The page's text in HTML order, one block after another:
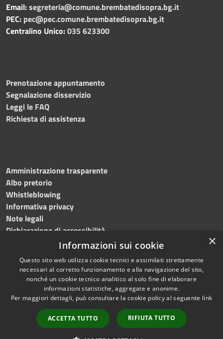
Email:segreteria@comune.brembatedisopra.bg.it
PEC: pec@pec.comune.brembatedisopra.bg.it
Centralino Unico:035 623300
Prenotazione appuntamento
Segnalazione disservizio
Leggi le FAQ
Richiesta di assistenza
Amministrazione trasparente
Albo pretorio
Whistleblowing
Informativa privacy
Note legali
Dichiarazione di accessibilità
Accessibilità
Privacy
Mappa del sito
Copyright © 2024Comune
di Brembate di Sopra
Powered by
Municipium •Accesso
redazione
×
Informazioni sui cookie
Questo sito web utilizza cookie tecnici e assimilati strettamente
necessari al corretto funzionamento e alla navigazione del sito,
nonché un cookie tecnico analitico al solo fine di elaborare
informazioni statistiche, aggregate e anonime.
Per maggiori dettagli, può consultare la cookie policy al seguente link
ACCETTA TUTTO RIFIUTA TUTTO